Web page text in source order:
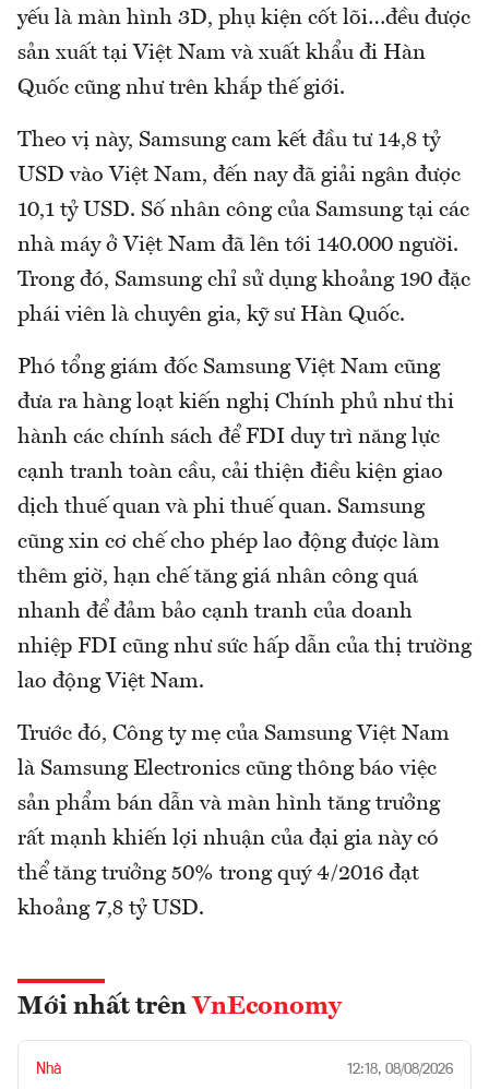
yếu là màn hình 3D, phụ kiện cốt lõi…đều được
sản xuất tại Việt Nam và xuất khẩu đi Hàn
Quốc cũng như trên khắp thế giới.
Theo vị này, Samsung cam kết đầu tư 14,8 tỷ
USD vào Việt Nam, đến nay đã giải ngân được
10,1 tỷ USD. Số nhân công của Samsung tại các
nhà máy ở Việt Nam đã lên tới 140.000 người.
Trong đó, Samsung chỉ sử dụng khoảng 190 đặc
phái viên là chuyên gia, kỹ sư Hàn Quốc.
Phó tổng giám đốc Samsung Việt Nam cũng
đưa ra hàng loạt kiến nghị Chính phủ như thi
hành các chính sách để FDI duy trì năng lực
cạnh tranh toàn cầu, cải thiện điều kiện giao
dịch thuế quan và phi thuế quan. Samsung
cũng xin cơ chế cho phép lao động được làm
thêm giờ, hạn chế tăng giá nhân công quá
nhanh để đảm bảo cạnh tranh của doanh
nhiệp FDI cũng như sức hấp dẫn của thị trường
lao động Việt Nam.
Trước đó, Công ty mẹ của Samsung Việt Nam
là Samsung Electronics cũng thông báo việc
sản phẩm bán dẫn và màn hình tăng trưởng
rất mạnh khiến lợi nhuận của đại gia này có
thể tăng trưởng 50% trong quý 4/2016 đạt
khoảng 7,8 tỷ USD.
Mới nhất trên VnEconomy
Nhà 12:18, 08/08/2026